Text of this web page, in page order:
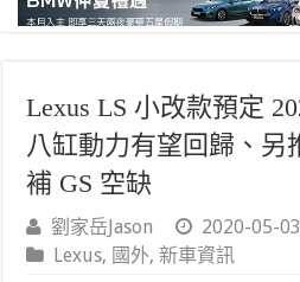
Lexus LS 小改款預定
八缸動力有望回歸、另
補 GS 空缺
劉家岳Jason
2020-05-03
Lexus, 國外,新車資訊